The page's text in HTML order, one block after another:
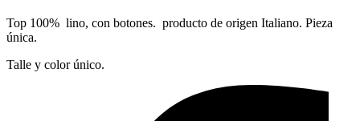
Top 100% lino, con botones. producto de origen Italiano. Pieza
única.
Talle y color único.